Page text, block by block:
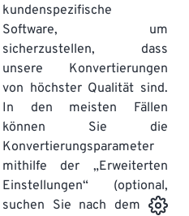
kundenspezifische
Software, um
sicherzustellen, dass
unsere Konvertierungen
von höchster Qualität sind.
In den meisten Fällen
können Sie die
Konvertierungsparameter
mithilfe der „Erweiterten
Einstellungen“ (optional,
suchen Sie nach dem